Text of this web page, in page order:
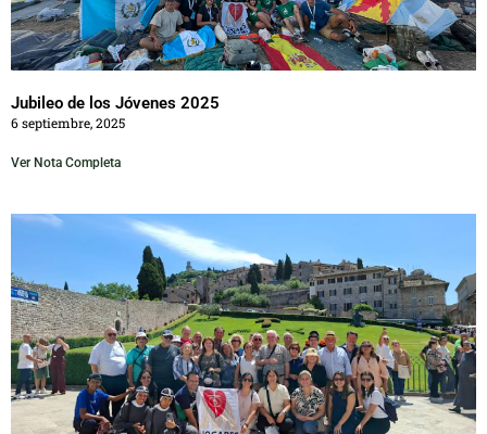
Jubileo de los Jóvenes 2025
6 septiembre, 2025
Ver Nota Completa